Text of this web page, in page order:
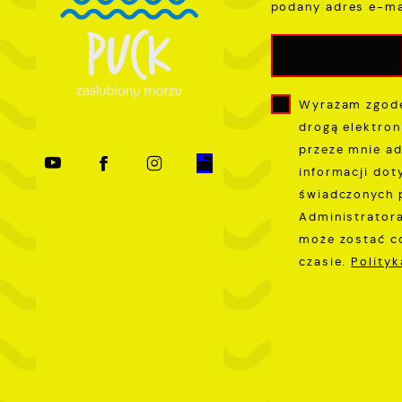
podany adres e-
Wyrażam
drogą
przeze mnie
informacji
świadczonych
Administratora
może zostać
czasie.